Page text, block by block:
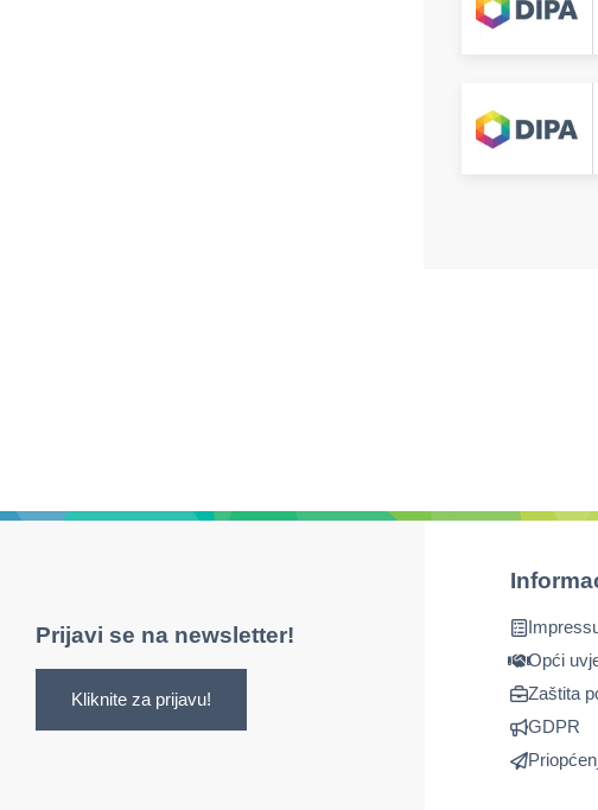
Prijavi se na newsletter!
Kliknite za prijavu!
Opći
Zaštita
GDPR